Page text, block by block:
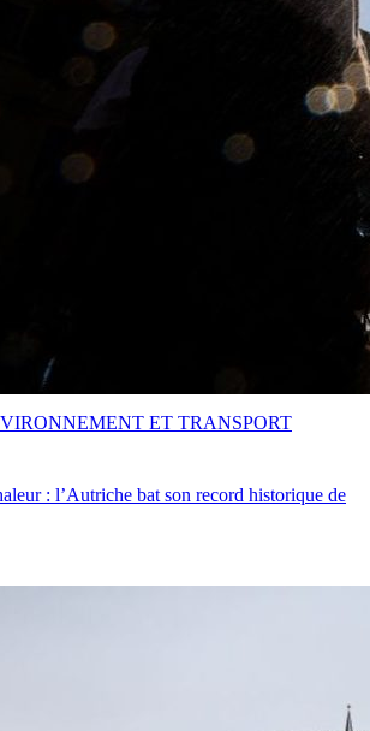
: l’Autriche bat son record historique de
ET TRANSPORT